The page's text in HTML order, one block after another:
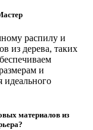
распилу и
из дерева, таких
и
идеального
материалов из